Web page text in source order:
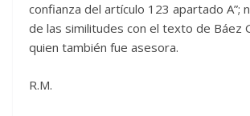
confianza del artículo 123 apartado A”;
de las similitudes con el texto de Báez
quien también fue asesora.
R.M.